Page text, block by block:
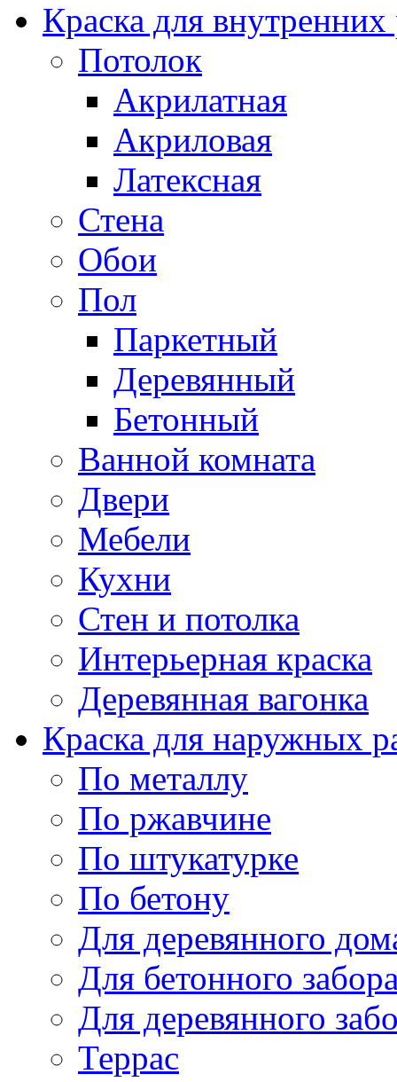
Краска для внутренних
Потолок
Акрилатная
Акриловая
Латексная
Стена
Обои
Пол
Паркетный
Деревянный
Бетонный
Ванной комната
Двери
Мебели
Кухни
Стен и потолка
Интерьерная краска
Деревянная вагонка
Краска для наружных
По металлу
По ржавчине
По штукатурке
По бетону
Для деревянного
Для бетонного
Для деревянного
Террас